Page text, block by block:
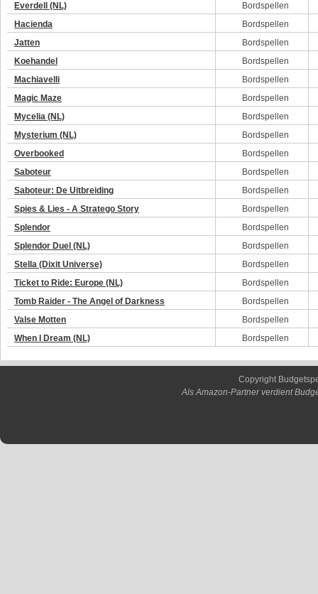
Everdell (NL)
Bordspellen
Hacienda
Bordspellen
Jatten
Bordspellen
Koehandel
Bordspellen
Machiavelli
Bordspellen
Magic Maze
Bordspellen
Mycelia (NL)
Bordspellen
Mysterium (NL)
Bordspellen
Overbooked
Bordspellen
Saboteur
Bordspellen
Saboteur: De Uitbreiding
Bordspellen
Spies & Lies - A Stratego Story
Bordspellen
Splendor
Bordspellen
Splendor Duel (NL)
Bordspellen
Stella (Dixit Universe)
Bordspellen
Ticket to Ride: Europe (NL)
Bordspellen
Tomb Raider - The Angel of Darkness
Bordspellen
Valse Motten
Bordspellen
When I Dream (NL)
Bordspellen
Copyright
Als Amazon-Partner verdient